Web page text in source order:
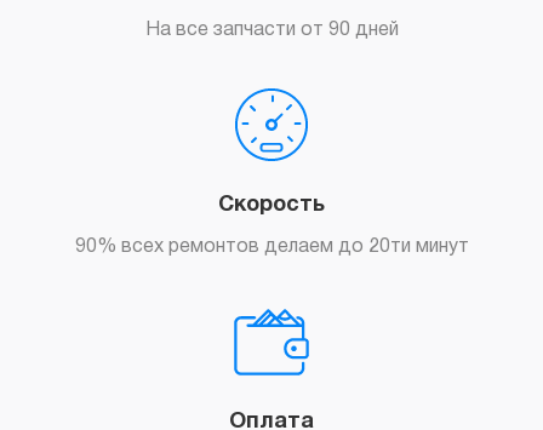
На все запчасти от 90 дней
Скорость
90% всех ремонтов делаем до 20ти минут
Оплата